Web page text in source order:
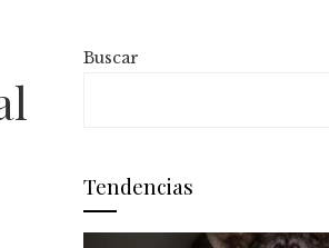
Buscar
Tendencias